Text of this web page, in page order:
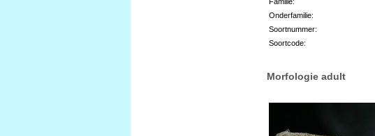
Onderfamilie:
Soortnummer:
Soortcode:
Morfologie adult